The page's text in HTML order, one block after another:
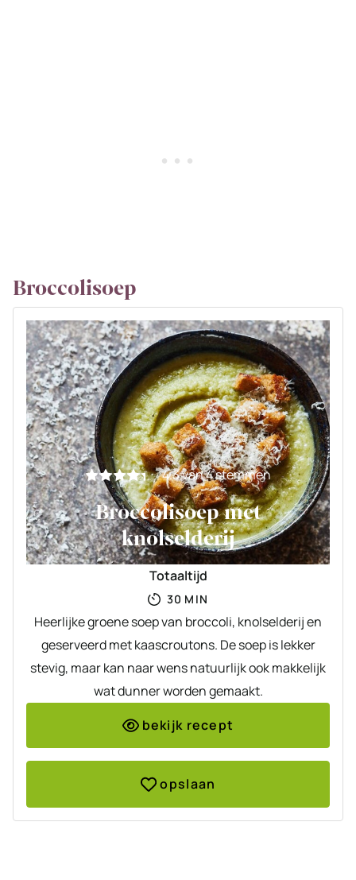
Broccolisoep
4.3van4stemmen
Broccolisoep met
knolselderij
Totaaltijd
30 MINUTEN
MIN
Heerlijke groene soep van broccoli, knolselderij en
geserveerd met kaascroutons. De soep is lekker
stevig, maar kan naar wens natuurlijk ook makkelijk
wat dunner worden gemaakt.
bekijk recept
opslaan